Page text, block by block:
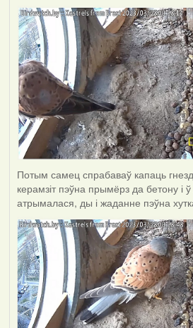
Потым самец спрабаваў капаць
керамзіт пэўна прымёрз да бетону і ў
атрымалася, ды і жаданне пэўна